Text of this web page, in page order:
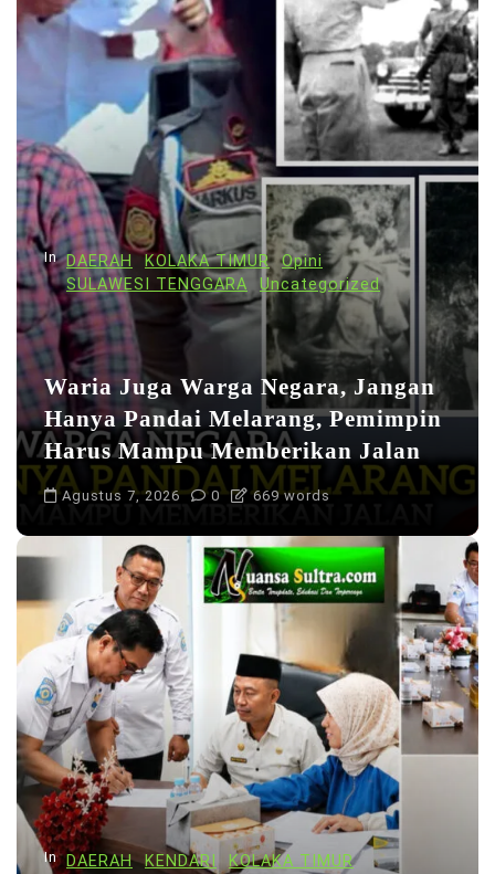
a
s
o
s
In DAERAH KOLAKA TIMUR
Opini
SULAWESI TENGGARA
Uncategorized
Waria Juga Warga Negara, Jangan
Hanya Pandai Melarang, Pemimpin
Harus Mampu Memberikan Jalan
Agustus 7, 2026 0 669 words
In DAERAH KENDARI
KOLAKA TIMUR